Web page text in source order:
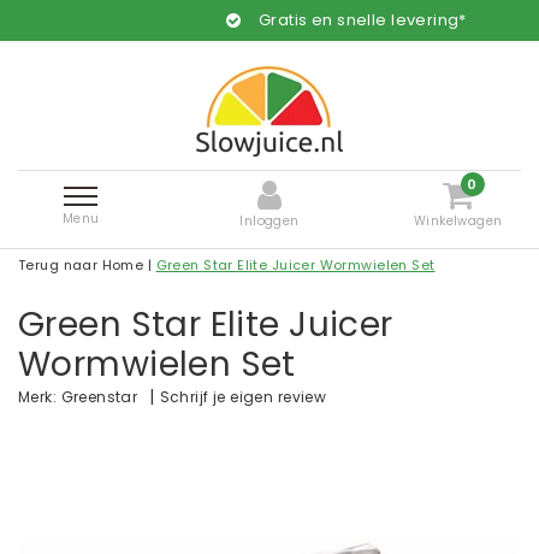
Gratis en snelle levering*
Menu Inloggen
0
Winkelwagen
Terug naar Home | Green Star Elite Juicer Wormwielen Set
Green Star Elite Juicer
Wormwielen Set
Merk: Greenstar | Schrijf je eigen review